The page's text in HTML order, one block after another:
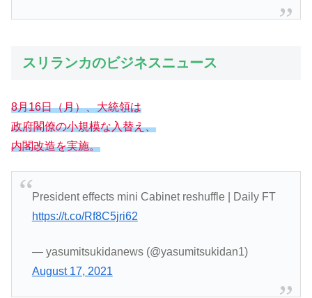
スリランカのビジネスニュース
8月16日（月）、大統領は
政府閣僚の小規模な入替え、
内閣改造を実施。
President effects mini Cabinet reshuffle | Daily FT
https://t.co/Rf8C5jri62
— yasumitsukidanews (@yasumitsukidan1)
August 17, 2021